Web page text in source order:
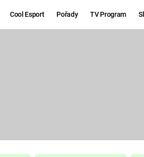
Cool Esport Pořady TV Program